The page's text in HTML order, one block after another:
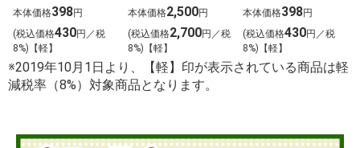
本体価格398円
(税込価格430円／税
8%)【軽】
恵（めぐみ）
本体価格2,500円
(税込価格2,700円／税
8%)【軽】
360ml
本体価格398円
(税込価格430円／税
8%)【軽】
※2019年10月1日より、【軽】印が表示されている商品は軽
減税率（8%）対象商品となります。